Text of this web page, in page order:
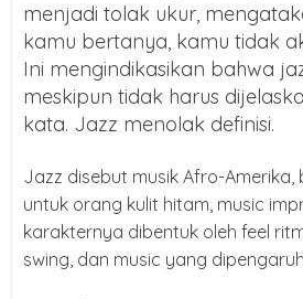
menjadi tolak ukur,
kamu bertanya, kamu tidak
Ini mengindikasikan bahwa
meskipun tidak harus
kata. Jazz menolak definisi.
Jazz disebut musik Afro-Amerika,
untuk orang kulit hitam, music
karakternya dibentuk oleh feel
swing, dan music yang